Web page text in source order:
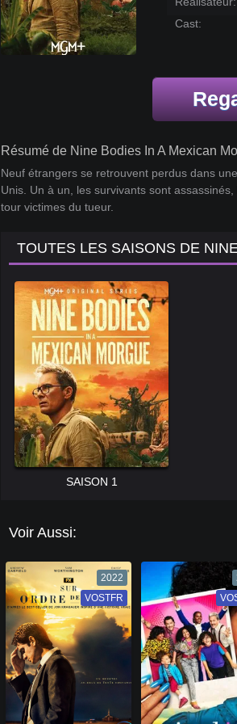
Cast:
Résumé de Nine Bodies In A Mexican
Neuf étrangers se retrouvent perdus dans
Unis. Un à un, les survivants sont
tour victimes du tueur.
TOUTES LES SAISONS DE
SAISON 1
Voir Aussi:
2022
VF
VOSTFR